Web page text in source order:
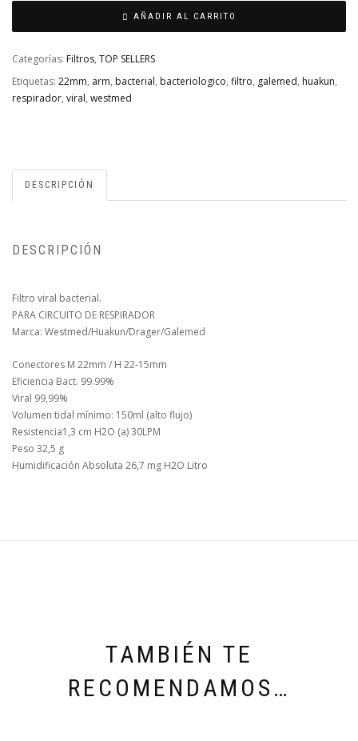
AÑADIR AL CARRITO
Categorías: Filtros, TOP SELLERS
Etiquetas: 22mm, arm, bacterial, bacteriologico, filtro, galemed, huakun,
respirador, viral, westmed
DESCRIPCIÓN
DESCRIPCIÓN
Filtro viral bacterial.
PARA CIRCUITO DE RESPIRADOR
Marca: Westmed/Huakun/Drager/Galemed
Conectores M 22mm / H 22-15mm
Eficiencia Bact. 99.99%
Viral 99,99%
Volumen tidal mínimo: 150ml (alto flujo)
Resistencia1,3 cm H2O (a) 30LPM
Peso 32,5 g
Humidificación Absoluta 26,7 mg H2O Litro
TAMBIÉN TE
RECOMENDAMOS…